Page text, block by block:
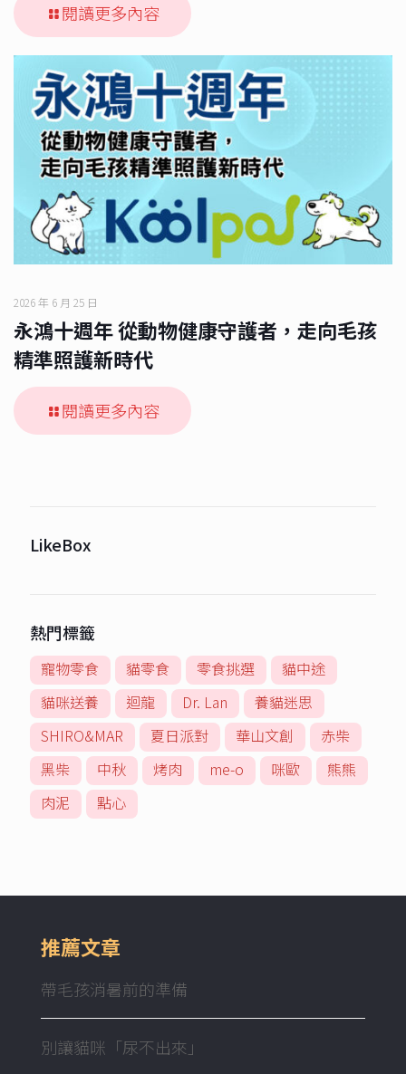
閱讀更多內容
2026 年 6 月 25 日
永鴻十週年 從動物健康守護者，走向毛孩
精準照護新時代
閱讀更多內容
LikeBox
熱門標籤
寵物零食 貓零食 零食挑選
貓中途
貓咪送養
迴龍 Dr. Lan
養貓迷思
SHIRO&MAR
夏日派對 華山文創
赤柴
黑柴
中秋 烤肉 me-o 咪歐
熊熊
肉泥
點心
推薦文章
帶毛孩消暑前的準備
別讓貓咪「尿不出來」